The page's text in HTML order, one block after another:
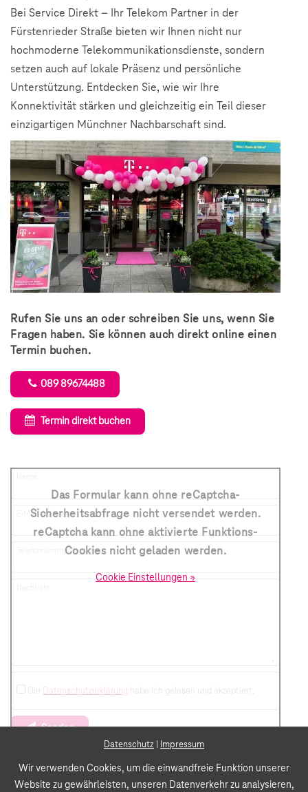
Bei Service Direkt – Ihr Telekom Partner in der
Fürstenrieder Straße bieten wir Ihnen nicht nur
hochmoderne Telekommunikationsdienste, sondern
setzen auch auf lokale Präsenz und persönliche
Unterstützung. Entdecken Sie, wie wir Ihre
Konnektivität stärken und gleichzeitig ein Teil dieser
einzigartigen Münchner Nachbarschaft sind.
Rufen Sie uns an oder schreiben Sie uns, wenn Sie
Fragen haben. Sie können auch direkt online einen
Termin buchen.
089 89674488
Termin direkt buchen
E-Mail-Adresse
Telefonnummer (optional)
Die Datenschutzerklärung habe ich gelesen und akzeptiert.
Senden
Das Formular kann ohne reCaptcha-
Sicherheitsabfrage nicht versendet werden.
reCaptcha kann ohne aktivierte Funktions-
Cookies nicht geladen werden.
Cookie Einstellungen »
Service Direkt – Ihr Telekom Partner München
Datenschutz Impressum
Wir verwenden Cookies, um die einwandfreie Funktion unserer
Website zu gewährleisten, unseren Datenverkehr zu analysieren,